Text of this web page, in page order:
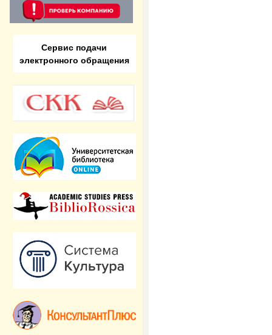
Сервис подачи
электронного обращения